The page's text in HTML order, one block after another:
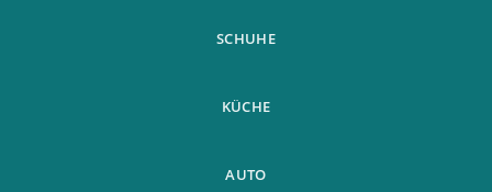
SCHUHE
KÜCHE
AUTO